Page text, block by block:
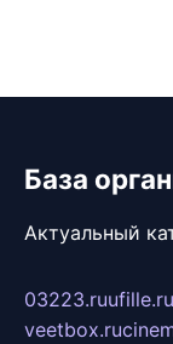
База
Актуальный
03223.ruufille.ru
veetbox.ru